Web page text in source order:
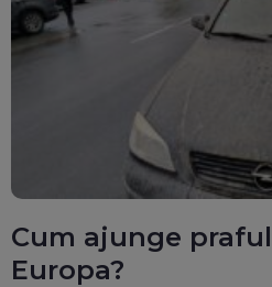
Cum ajunge
Europa?